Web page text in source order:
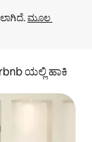
ಮೂಲ
ಯಲ್ಲಿ ಹಾಕಿ